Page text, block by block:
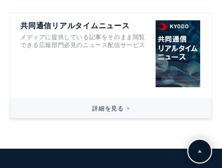
共同通信リアルタイムニュース
メディアに提供している記事をそのまま閲覧
できる広報部門必見のニュース配信サービス
詳細を見る